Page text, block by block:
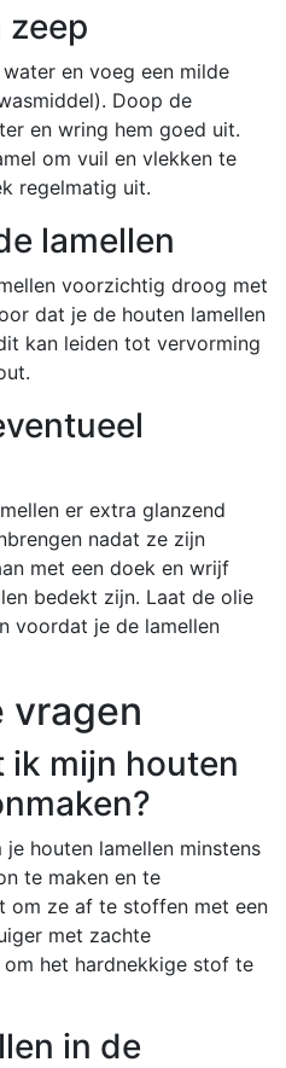
zeep
en voeg een milde
Doop de
en wring hem goed uit.
om vuil en vlekken te
regelmatig uit.
lamellen
voorzichtig droog met
dat je de houten lamellen
kan leiden tot vervorming
er extra glanzend
nadat ze zijn
met een doek en wrijf
bedekt zijn. Laat de olie
voordat je de lamellen
vragen
ik mijn houten
houten lamellen minstens
te maken en te
om ze af te stoffen met een
met zachte
het hardnekkige stof te
in de